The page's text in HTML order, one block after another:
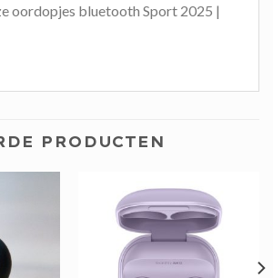
oordopjes bluetooth Sport 2025 |
PRODUCTEN